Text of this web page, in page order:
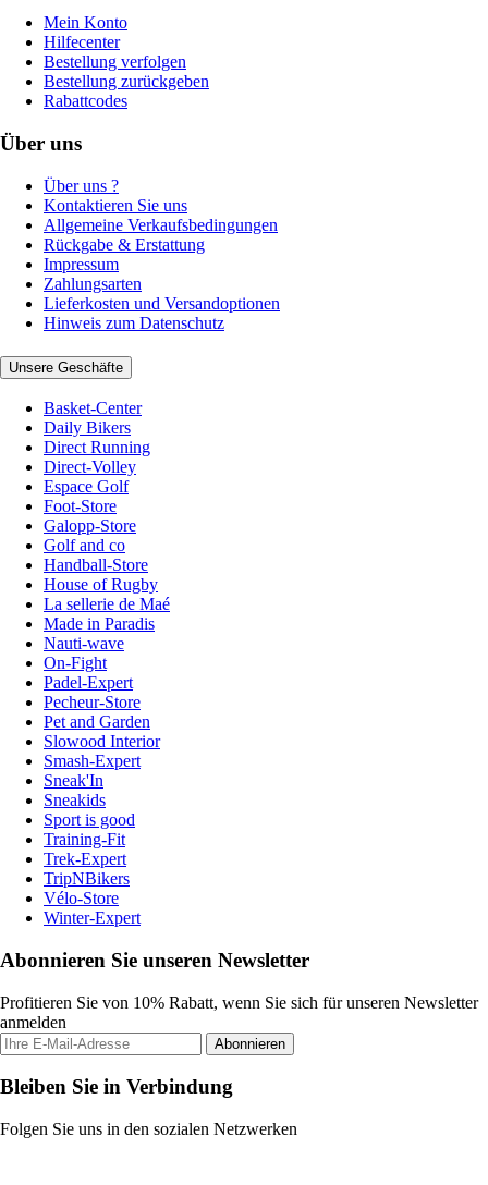
Mein Konto
Hilfecenter
Bestellung verfolgen
Bestellung zurückgeben
Rabattcodes
Über uns
Über uns ?
Kontaktieren Sie uns
Allgemeine Verkaufsbedingungen
Rückgabe & Erstattung
Impressum
Zahlungsarten
Lieferkosten und Versandoptionen
Hinweis zum Datenschutz
Unsere Geschäfte
Basket-Center
Daily Bikers
Direct Running
Direct-Volley
Espace Golf
Foot-Store
Galopp-Store
Golf and co
Handball-Store
House of Rugby
La sellerie de Maé
Made in Paradis
Nauti-wave
On-Fight
Padel-Expert
Pecheur-Store
Pet and Garden
Slowood Interior
Smash-Expert
Sneak'In
Sneakids
Sport is good
Training-Fit
Trek-Expert
TripNBikers
Vélo-Store
Winter-Expert
Abonnieren Sie unseren Newsletter
Profitieren Sie von 10% Rabatt, wenn Sie sich für unseren Newsletter
anmelden
Abonnieren
Bleiben Sie in Verbindung
Folgen Sie uns in den sozialen Netzwerken